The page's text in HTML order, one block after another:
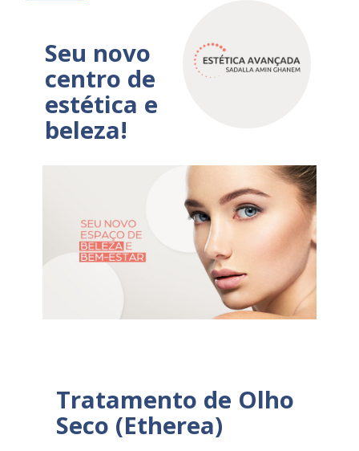
Seu novo
centro de
estética e
beleza!
Tratamento de Olho
Seco (Etherea)